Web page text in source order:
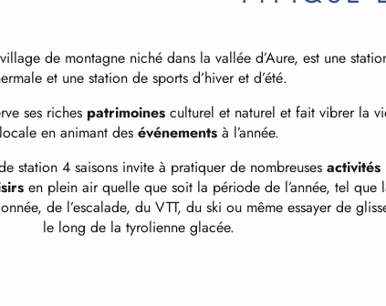
de montagne niché dans la vallée d’Aure, est une
et une station de sports d’hiver et d’été.
ses riches patrimoines culturel et naturel et fait vibrer la
locale en animant des événementsà l’année.
station 4 saisons invite à pratiquer de nombreuses activités
en plein air quelle que soit la période de l’année, tel que
de l’escalade, du VTT, du ski ou même essayer de
le long de la tyrolienne glacée.